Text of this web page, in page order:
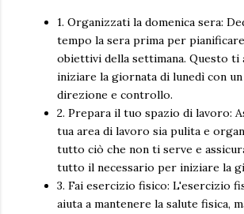
1. Organizzati la domenica sera:
tempo la sera prima per
obiettivi della settimana. Questo ti
iniziare la giornata di lunedì con
direzione e controllo.
2. Prepara il tuo spazio di lavoro:
tua area di lavoro sia pulita e
tutto ciò che non ti serve e
tutto il necessario per iniziare la
3. Fai esercizio fisico: L'esercizio
aiuta a mantenere la salute fisica,